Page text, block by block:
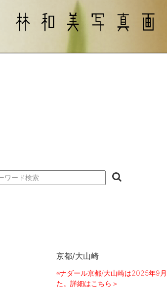
京都/大山崎
※ナダール京都/大山崎は2025年9
た。詳細はこちら＞